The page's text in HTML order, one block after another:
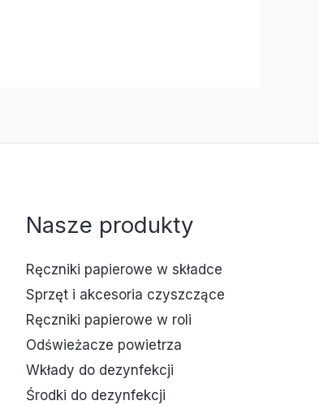
Nasze produkty
Ręczniki papierowe w składce
Sprzęt i akcesoria czyszczące
Ręczniki papierowe w roli
Odświeżacze powietrza
Wkłady do dezynfekcji
Środki do dezynfekcji